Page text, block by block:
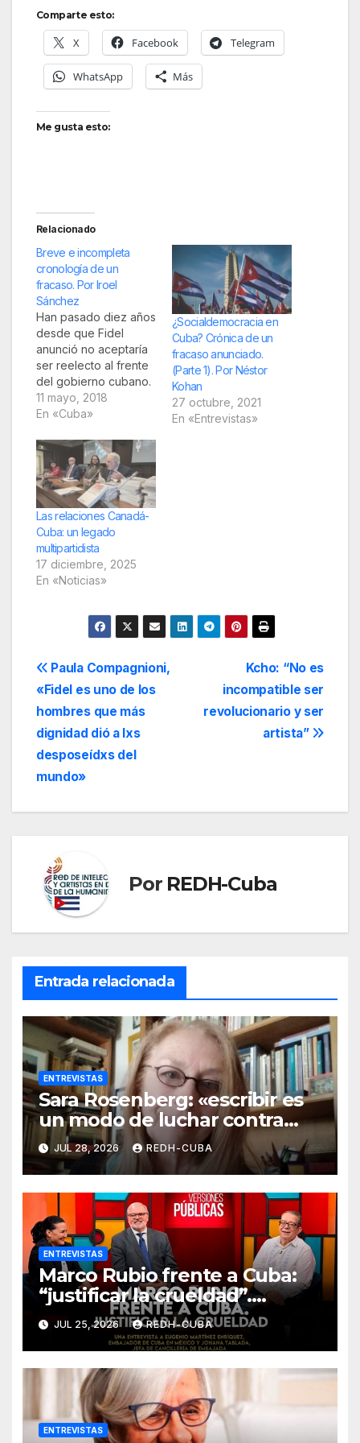
Comparte esto:
X Facebook Telegram
WhatsApp Más
Me gusta esto:
Relacionado
Breve e incompleta
cronología de un
fracaso. Por Iroel
Sánchez
Han pasado diez años
desde que Fidel
anunció no aceptaría
ser reelecto al frente
del gobierno cubano.
¿Cuánto dinero se
habrá invertido desde
Europa para intentar
aprovechar ese
escenario?¿Cuántos
eventos se han
realizado, cuántas
publicaciones han
surgido con ese
objetivo? Aquí se
intenta una cronología
11 mayo, 2018
En «Cuba»
¿Socialdemocracia en
Cuba? Crónica de un
fracaso anunciado.
(Parte 1). Por Néstor
Kohan
27 octubre, 2021
En «Entrevistas»
Las relaciones Canadá-
Cuba: un legado
multipartidista
17 diciembre, 2025
En «Noticias»
Navegación
de
entradas
Kcho: “No es
incompatible ser
revolucionario y ser
artista”
Paula Compagnioni,
«Fidel es uno de los
hombres que más
dignidad dió a lxs
desposeídxs del
mundo»
Por REDH-Cuba
Entrada relacionada
ENTREVISTAS
Sara Rosenberg: «escribir es
un modo de luchar contra
todo intento de
deshumanización»
JUL 28, 2026 REDH-CUBA
ENTREVISTAS
Marco Rubio frente a Cuba:
“justificar la crueldad”.
Entrevista de Jenaro Villamil
a Eugenio Martínez y Johana
Tablada
JUL 25, 2026 REDH-CUBA
ENTREVISTAS